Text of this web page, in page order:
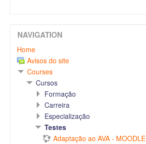
NAVIGATION
Home
Avisos do site
Courses
Cursos
Formação
Carreira
Especialização
Testes
Adaptação ao AVA - MOODLE